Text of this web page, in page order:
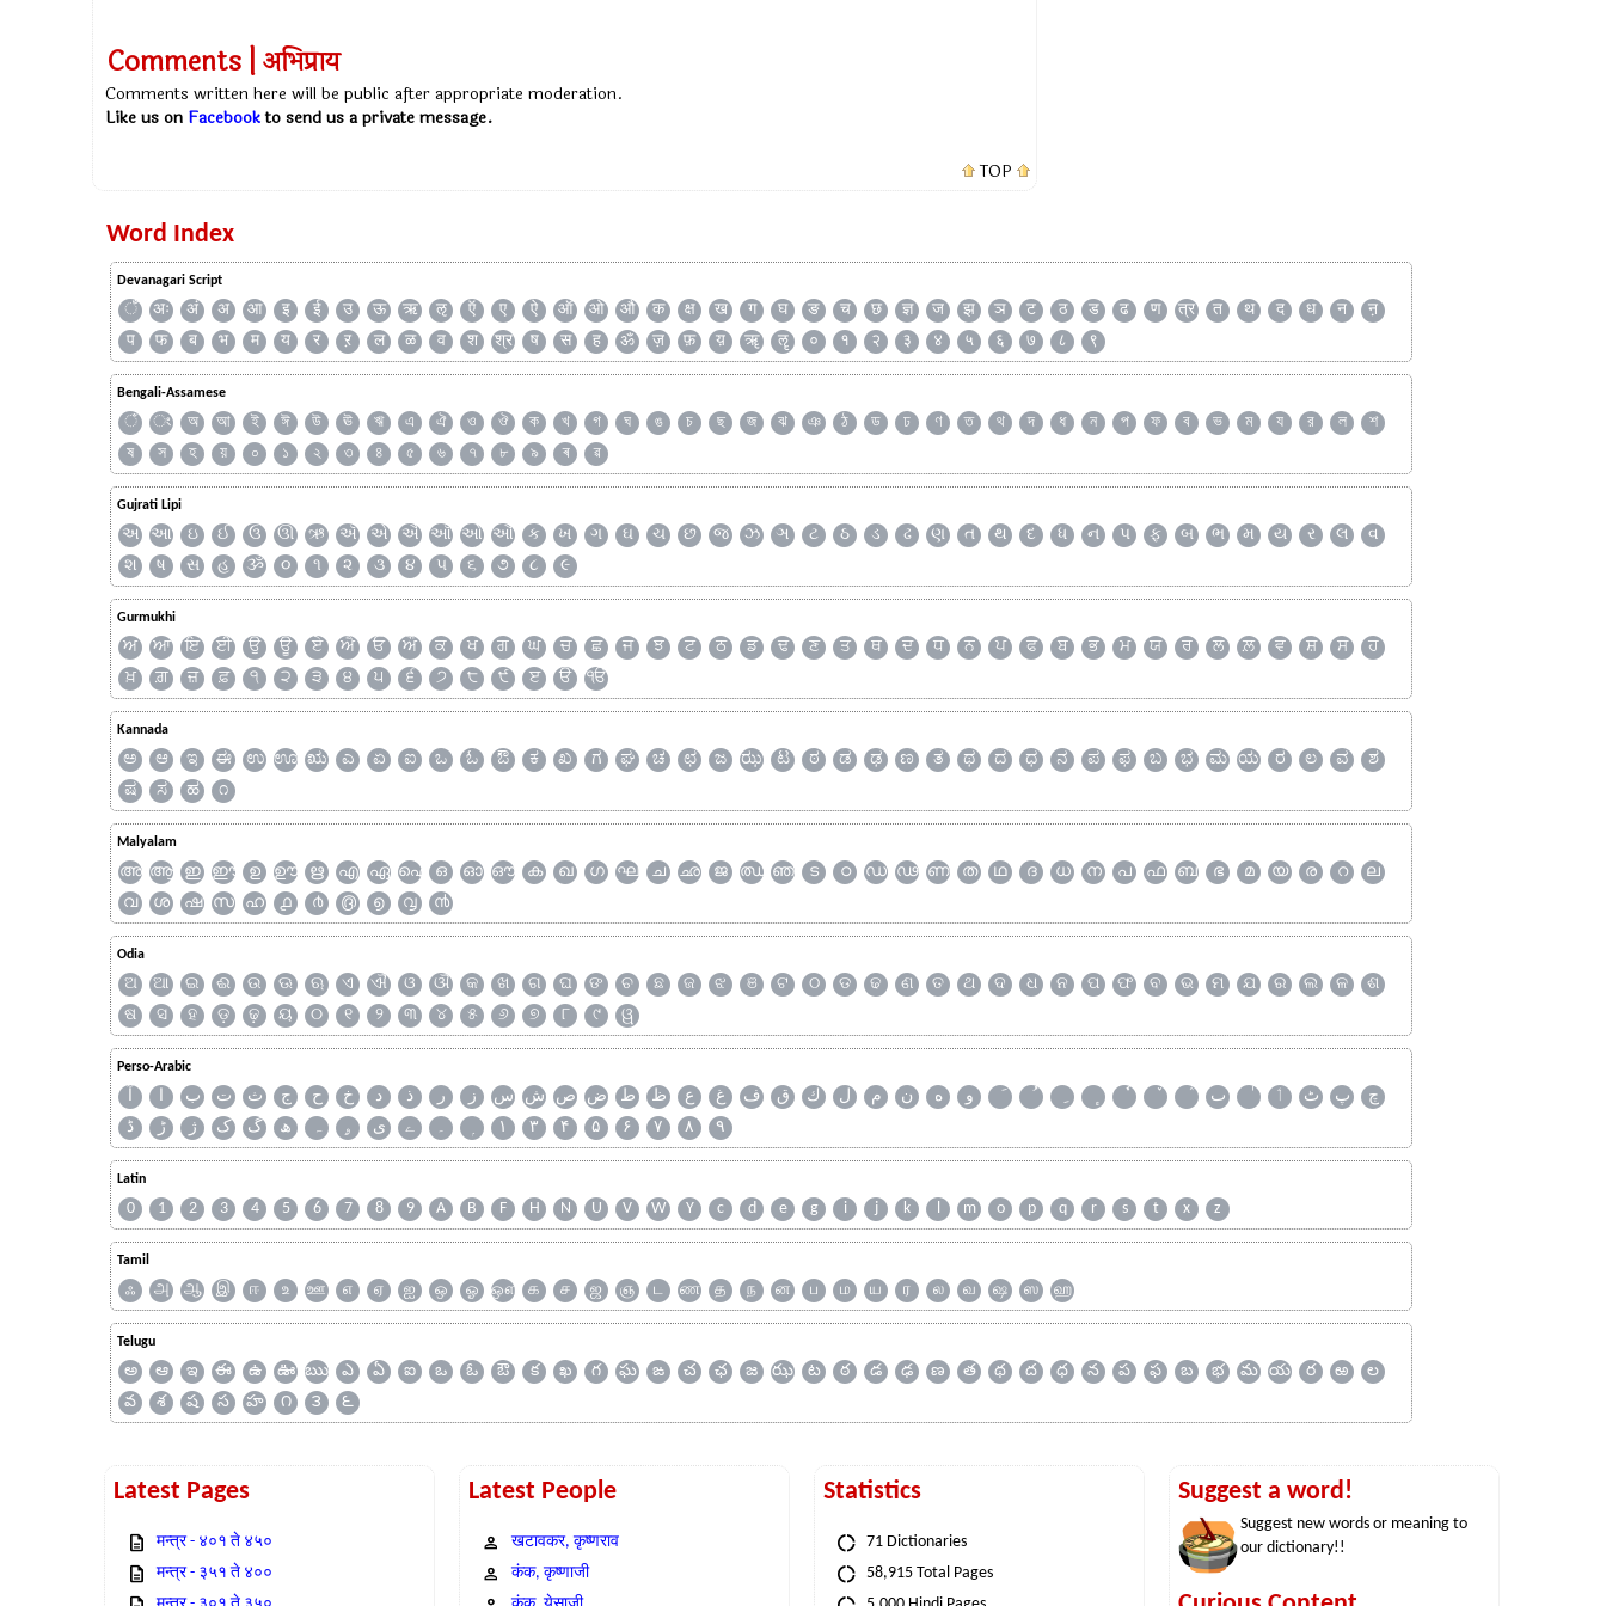
Comments | अभिप्राय
Comments written here will be public after appropriate moderation.
Like us on Facebookto send us a private message.
TOP
Word Index
Devanagari Script
ँ अः अं अ आ इ ई उ ऊ ऋ ऌ ऍ ए ऐ ऑ ओ औ क क्ष ख ग घ ङ च छ ज्ञ ज झ ञ ट ठ ड ढ ण त्र त थ द ध न
ऩ
प
फ ब भ म य र ऱ ल ळ व श श्र ष स ह ॐ ज़ फ़ य़ ॠ ॡ ० १ २ ३ ४ ५ ६ ७ ८ ९
Bengali-Assamese
ঁ ং অ আ ই ঈ উ ঊ ঋ এ ঐ ও ঔ ক খ গ ঘ ঙ চ ছ জ ঝ ঞ ঠ ড ঢ ণ ত থ দ ধ ন প ফ ব ভ ম য র ল
শ
ষ
স হ য় ০ ১ ২ ৩ ৪ ৫ ৬ ৭ ৮ ৯ ৰ ৱ
Gujrati Lipi
અ આ ઇ ઈ ઉ ઊ ઋ ઍ એ ઐ ઑ ઓ ઔ ક ખ ગ ઘ ચ છ જ ઝ ઞ ટ ઠ ડ ઢ ણ ત થ દ ધ ન પ ફ બ ભ મ ય ર લ
વ
શ
ષ સ હ ૐ ૦ ૧ ૨ ૩ ૪ ૫ ૬ ૭ ૮ ૯
Gurmukhi
ਅ ਆ ਇ ਈ ਉ ਊ ਏ ਐ ਓ ਔ ਕ ਖ ਗ ਘ ਚ ਛ ਜ ਝ ਟ ਠ ਡ ਢ ਣ ਤ ਥ ਦ ਧ ਨ ਪ ਫ ਬ ਭ ਮ ਯ ਰ ਲ ਲ਼ ਵ ਸ਼ ਸ
ਹ
ਖ਼
ਗ਼ ਜ਼ ਫ਼ ੧ ੨ ੩ ੪ ੫ ੬ ੭ ੮ ੯ ੲ ੳ ੴ
Kannada
ಅ ಆ ಇ ಈ ಉ ಊ ಋ ಎ ಏ ಐ ಒ ಓ ಔ ಕ ಖ ಗ ಘ ಚ ಛ ಜ ಝ ಟ ಠ ಡ ಢ ಣ ತ ಥ ದ ಧ ನ ಪ ಫ ಬ ಭ ಮ ಯ ರ ಲ ವ
ಶ
ಷ
ಸ ಹ ೧
Malyalam
അ ആ ഇ ഈ ഉ ഊ ഋ എ ഏ ഐ ഒ ഓ ഔ ക ഖ ഗ ഘ ച ഛ ജ ഝ ഞ ട ഠ ഡ ഢ ണ ത ഥ ദ ധ ന പ ഫ ബ ഭ മ യ ര റ
ല
വ
ശ ഷ സ ഹ ൧ ൪ ൫ ൭ ൮ ൯
Odia
ଅ ଆ ଇ ଈ ଉ ଊ ଋ ଏ ଐ ଓ ଔ କ ଖ ଗ ଘ ଙ ଚ ଛ ଜ ଝ ଞ ଟ ଠ ଡ ଢ ଣ ତ ଥ ଦ ଧ ନ ପ ଫ ବ ଭ ମ ଯ ର ଲ ଳ
ଶ
ଷ
ସ ହ ଡ଼ ଢ଼ ୟ ୦ ୧ ୨ ୩ ୪ ୫ ୬ ୭ ୮ ୯ ୱ
Perso-Arabic
آ ا ب ت ث ج ح خ د ذ ر ز س ش ص ض ط ظ ع غ ف ق ك ل م ن ه و ٮ ٲ ٹ پ
چ
ڈ
ڑ ژ ک گ ھ ہ ۄ ی ے ۔ ۱ ۳ ۴ ۵ ۶ ۷ ۸ ۹
Latin
0 1 2 3 4 5 6 7 8 9 A B F H N U V W Y c d e g i j k l m o p q r s t x z
Tamil
ஃ அ ஆ இ ஈ உ ஊ எ ஏ ஐ ஒ ஓ ஔ க ச ஜ ஞ ட ண த ந ன ப ம ய ர ல வ ஷ ஸ ஹ
Telugu
అ ఆ ఇ ఈ ఉ ఊ ఋ ఎ ఏ ఐ ఒ ఓ ఔ క ఖ గ ఘ ఙ చ ఛ జ ఝ ట ఠ డ ఢ ణ త థ ద ధ న ప ఫ బ భ మ య ర ఱ
ల
వ
శ ష స హ ౧ ౩ ౬
Latest Pages
मन्त्र - ४०१ ते ४५०
मन्त्र - ३५१ ते ४००
Latest People
खटावकर, कृष्णराव
कंक, कृष्णाजी
Statistics
71 Dictionaries
58,915 Total Pages
Suggest a word!
Suggest new words or meaning to
our dictionary!!